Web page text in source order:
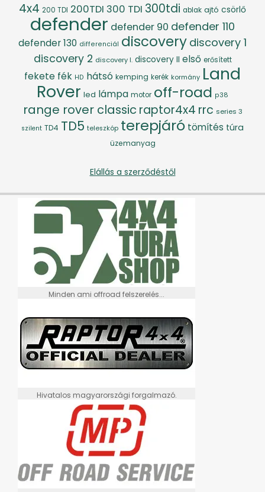
4x4 200 TDI 200TDI 300 TDI 300tdi ablak ajtó csörlő
defender defender 90 defender 110
defender 130 differenciál discovery discovery 1
discovery 2 discovery I. discovery II első erősített
fekete fék HD hátsó kemping kerék kormány Land
Rover led lámpa motor off-road p38
range rover classic raptor4x4 rrc series 3
szilent TD4 TD5 teleszkóp terepjáró tömítés túra
üzemanyag
Elállás a szerződéstől
Minden ami offroad felszerelés...
Hivatalos magyarországi forgalmazó.